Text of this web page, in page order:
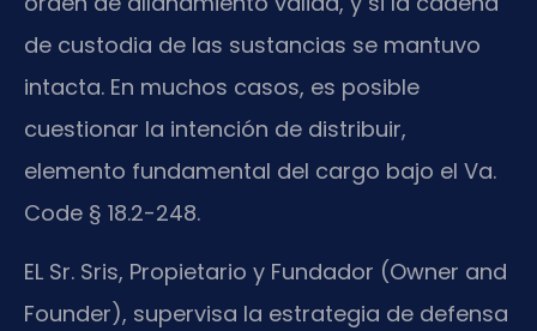
de custodia de las sustancias se mantuvo
intacta. En muchos casos, es posible
cuestionar la intención de distribuir,
elemento fundamental del cargo bajo el Va.
Code § 18.2-248.
EL Sr. Sris, Propietario y Fundador (Owner and
Founder), supervisa la estrategia de defensa